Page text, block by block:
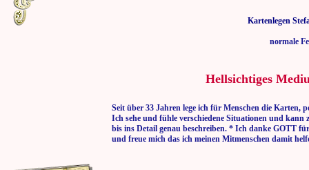
Kartenlegen
normale
Hellsichtiges
Seit über 33 Jahren lege ich für Menschen die Karten,
Ich sehe und fühle verschiedene Situationen und kann
bis ins Detail genau beschreiben. * Ich danke GOTT
und freue mich das ich meinen Mitmenschen damit